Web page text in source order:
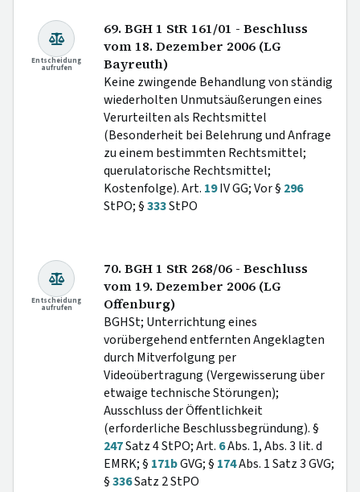
Entscheidung
aufrufen
69. BGH 1 StR 161/01 - Beschluss
vom 18. Dezember 2006 (LG
Bayreuth)
Keine zwingende Behandlung von ständig
wiederholten Unmutsäußerungen eines
Verurteilten als Rechtsmittel
(Besonderheit bei Belehrung und Anfrage
zu einem bestimmten Rechtsmittel;
querulatorische Rechtsmittel;
Kostenfolge). Art. 19IV GG; Vor § 296
StPO; §333StPO
Entscheidung
aufrufen
70. BGH 1 StR 268/06 - Beschluss
vom 19. Dezember 2006 (LG
Offenburg)
BGHSt; Unterrichtung eines
vorübergehend entfernten Angeklagten
durch Mitverfolgung per
Videoübertragung (Vergewisserung über
etwaige technische Störungen);
Ausschluss der Öffentlichkeit
(erforderliche Beschlussbegründung). §
247Satz 4 StPO; Art. 6Abs. 1, Abs. 3 lit. d
EMRK; § 171bGVG; § 174Abs. 1 Satz 3 GVG;
§336Satz 2 StPO